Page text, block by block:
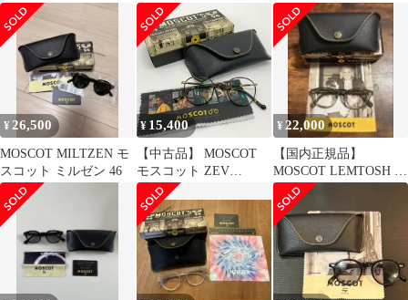
Blonde/Gold
¥ 26,500
MOSCOT MILTZEN モ
スコット ミルゼン 46
¥ 15,400
【中古品】 MOSCOT
モスコット ZEV
EYEGLASSES メガネ
アイウェア サングラス
ラウンド 【203-260714-
ko-08-tei】
¥ 22,000
【国内正規品】
MOSCOT LEMTOSH 46
SAGE レムトッシュ